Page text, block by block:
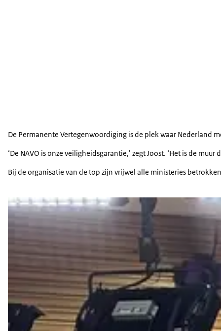
De Permanente Vertegenwoordiging is de plek waar Nederland
‘De NAVO is onze veiligheidsgarantie,’ zegt Joost. ‘Het is de
Bij de organisatie van de top zijn vrijwel alle ministeries